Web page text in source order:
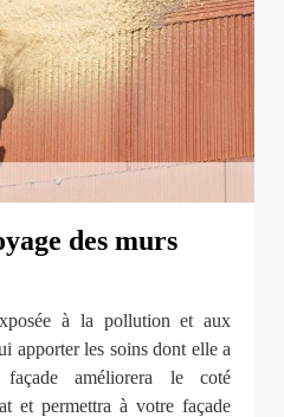
des murs
à la pollution et aux
apporter les soins dont elle a
façade améliorera le coté
et permettra à votre façade